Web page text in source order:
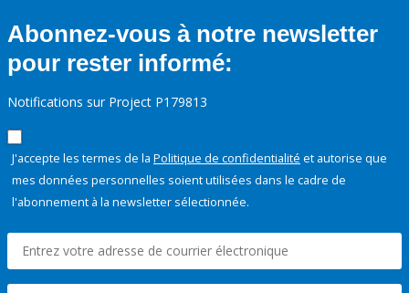
Abonnez-vous à notre newsletter
pour rester informé:
Notifications sur Project P179813
J'accepte les termes de la Politique de confidentialité et autorise que
mes données personnelles soient utilisées dans le cadre de
l'abonnement à la newsletter sélectionnée.